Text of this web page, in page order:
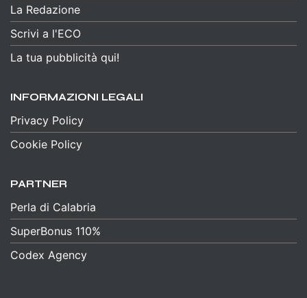
La Redazione
Scrivi a l'ECO
La tua pubblicità qui!
INFORMAZIONI LEGALI
Privacy Policy
Cookie Policy
PARTNER
Perla di Calabria
SuperBonus 110%
Codex Agency